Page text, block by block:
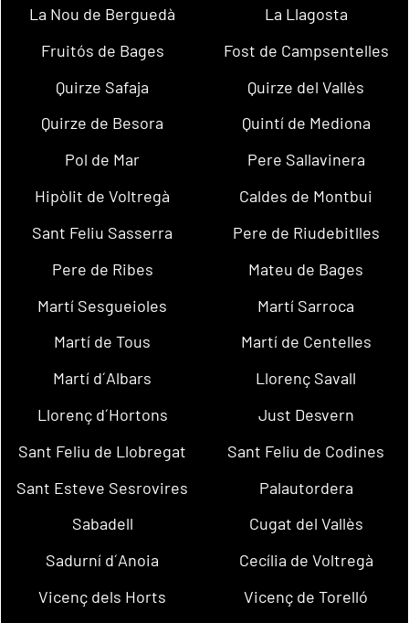
La Nou de Berguedà
La Llagosta
Fruitós de Bages
Fost de Campsentelles
Quirze Safaja
Quirze del Vallès
Quirze de Besora
Quintí de Mediona
Pol de Mar
Pere Sallavinera
Hipòlit de Voltregà
Caldes de Montbui
Sant Feliu Sasserra
Pere de Riudebitlles
Pere de Ribes
Mateu de Bages
Martí Sesgueioles
Martí Sarroca
Martí de Tous
Martí de Centelles
Martí d´Albars
Llorenç Savall
Llorenç d´Hortons
Just Desvern
Sant Feliu de Llobregat
Sant Feliu de Codines
Sant Esteve Sesrovires
Palautordera
Sabadell
Cugat del Vallès
Sadurní d´Anoia
Cecília de Voltregà
Vicenç dels Horts
Vicenç de Torelló